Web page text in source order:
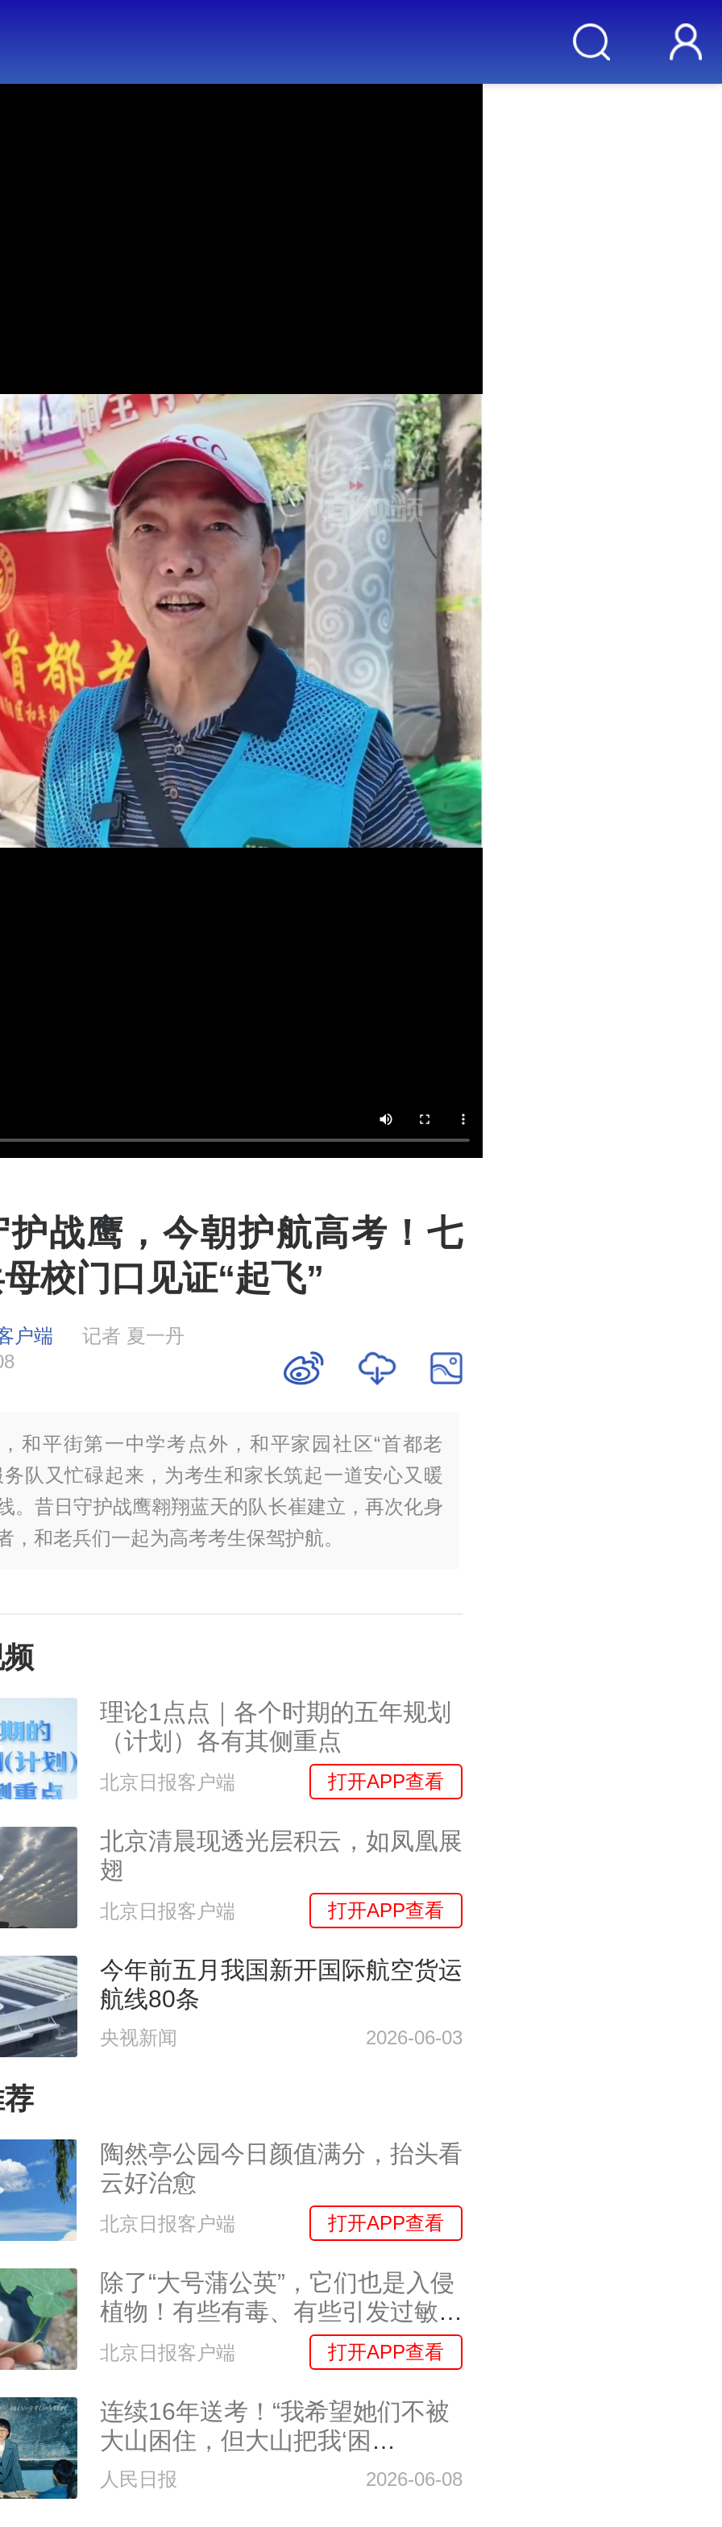
护战鹰，今朝护航高考！七
校门口见证“起飞”
户端
记者 夏一丹
和平街第一中学考点外，和平家园社区“首都老
务队又忙碌起来，为考生和家长筑起一道安心又暖
。昔日守护战鹰翱翔蓝天的队长崔建立，再次化身
，和老兵们一起为高考考生保驾护航。
理论1点点｜各个时期的五年规划
（计划）各有其侧重点
北京日报客户端 打开APP查看
北京清晨现透光层积云，如凤凰展
翅
北京日报客户端 打开APP查看
今年前五月我国新开国际航空货运
航线80条
央视新闻 2026-06-03
陶然亭公园今日颜值满分，抬头看
云好治愈
北京日报客户端 打开APP查看
除了“大号蒲公英”，它们也是入侵
植物！有些有毒、有些引发过敏、
有些危害农作物
北京日报客户端 打开APP查看
连续16年送考！“我希望她们不被
大山困住，但大山把我‘困
住’了……”
人民日报 2026-06-08